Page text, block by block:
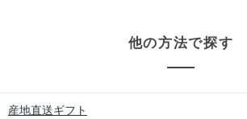
他の方法で探す
産地直送ギフト